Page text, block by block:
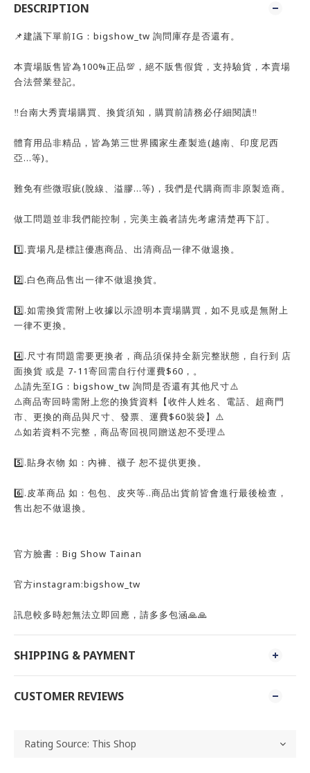
DESCRIPTION
📌建議下單前IG：bigshow_tw 詢問庫存是否還有。
本賣場販售皆為100%正品💯，絕不販售假貨，支持驗貨，本賣場
合法營業登記。
‼️台南大秀賣場購買、換貨須知，購買前請務必仔細閱讀‼️
體育用品非精品，皆為第三世界國家生產製造(越南、印度尼西
亞…等)。
難免有些微瑕疵(脫線、溢膠…等)，我們是代購商而非原製造商。
做工問題並非我們能控制，完美主義者請先考慮清楚再下訂。
1️⃣.賣場凡是標註優惠商品、出清商品一律不做退換。
2️⃣.白色商品售出一律不做退換貨。
3️⃣.如需換貨需附上收據以示證明本賣場購買，如不見或是無附上
一律不更換。
4️⃣.尺寸有問題需要更換者，商品須保持全新完整狀態，自行到 店
面換貨 或是 7-11寄回需自行付運費$60，。
⚠️請先至IG：bigshow_tw 詢問是否還有其他尺寸⚠️
⚠️商品寄回時需附上您的換貨資料【收件人姓名、電話、超商門
市、更換的商品與尺寸、發票、運費$60裝袋】⚠️
⚠️如若資料不完整，商品寄回視同贈送恕不受理⚠️
5️⃣.貼身衣物 如：內褲、襪子 恕不提供更換。
6️⃣.皮革商品 如：包包、皮夾等..商品出貨前皆會進行最後檢查，
售出恕不做退換。
官方臉書：Big Show Tainan
官方instagram:bigshow_tw
訊息較多時恕無法立即回應，請多多包涵🙏🙏
SHIPPING & PAYMENT
CUSTOMER REVIEWS